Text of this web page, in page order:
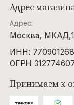
Адрес
Адрес:
Москва,
ИНН:
ОГРН
Принимаем к